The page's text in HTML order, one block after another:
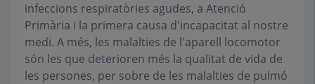
infeccions respiratòries agudes, a Atenció
Primària i la primera causa d'incapacitat al nostre
medi. A més, les malalties de l'aparell locomotor
són les que deterioren més la qualitat de vida de
les persones, per sobre de les malalties de pulmó